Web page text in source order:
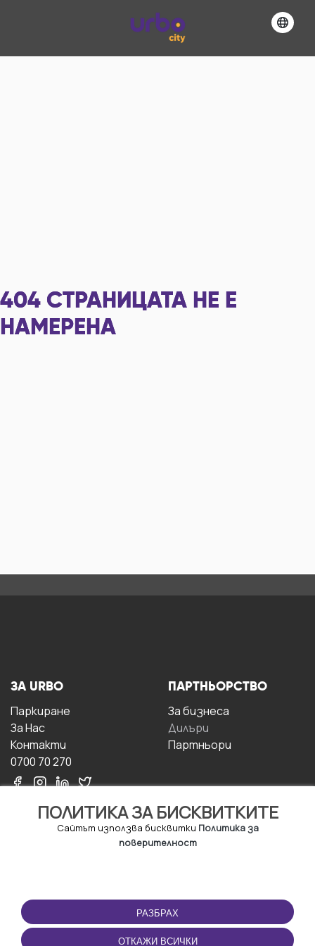
404 СТРАНИЦАТА НЕ Е
НАМЕРЕНА
ПОЛИТИКА ЗА БИСКВИТКИТЕ
Сайтът използва бисквитки Политика за
поверителност
РАЗБРАХ
ОТКАЖИ ВСИЧКИ
ЗА URBO
Паркиране
За Hас
Контакти
0700 70 270
ПАРТНЬОРСТВО
За бизнесa
Дилъри
Партньори
ПОЛЗВАНЕ
Правила и условия за
ползване
ПРИЛОЖЕНИЕТО